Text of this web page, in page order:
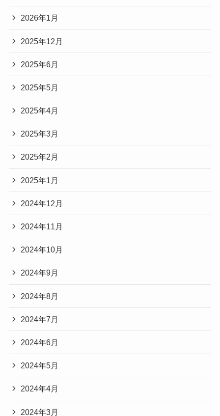
2026年1月
2025年12月
2025年6月
2025年5月
2025年4月
2025年3月
2025年2月
2025年1月
2024年12月
2024年11月
2024年10月
2024年9月
2024年8月
2024年7月
2024年6月
2024年5月
2024年4月
2024年3月